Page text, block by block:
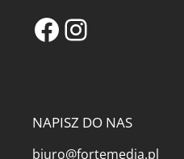
Facebook
Instagram
NAPISZ DO NAS
biuro@fortemedia.pl